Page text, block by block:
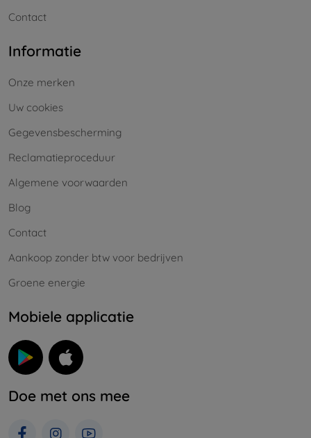
Contact
Informatie
Onze merken
Uw cookies
Gegevensbescherming
Reclamatieproceduur
Algemene voorwaarden
Blog
Contact
Aankoop zonder btw voor bedrijven
Groene energie
Mobiele applicatie
Doe met ons mee